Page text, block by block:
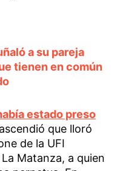
a su pareja
tienen en común
estado preso
que lloró
de la UFI
Matanza, a quien